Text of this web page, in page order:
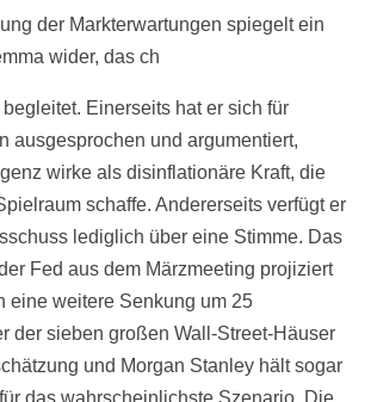
der Markterwartungen spiegelt ein
wider, das ch
Einerseits hat er sich für
ausgesprochen und argumentiert,
wirke als disinflationäre Kraft, die
schaffe. Andererseits verfügt er
lediglich über eine Stimme. Das
Fed aus dem Märzmeeting projiziert
eine weitere Senkung um 25
der sieben großen Wall-Street-Häuser
und Morgan Stanley hält sogar